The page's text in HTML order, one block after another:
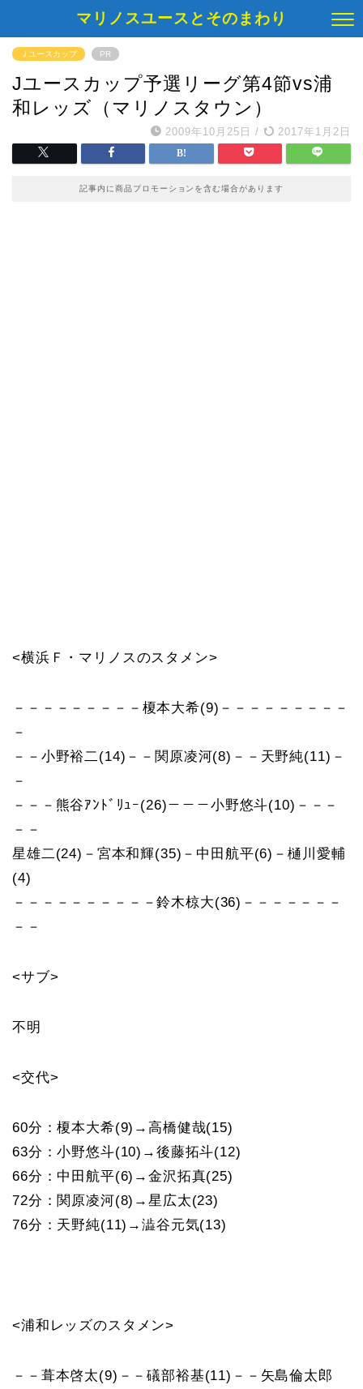
マリノスユースとそのまわり
Ｊユースカップ PR
Jユースカップ予選リーグ第4節vs浦
和レッズ（マリノスタウン）
2009年10月25日 / 2017年1月2日
記事内に商品プロモーションを含む場合があります
<横浜Ｆ・マリノスのスタメン>
－－－－－－－－－榎本大希(9)－－－－－－－－－
－
－－小野裕二(14)－－関原凌河(8)－－天野純(11)－
－
－－－熊谷ｱﾝﾄﾞﾘｭｰ(26)－－－小野悠斗(10)－－－
－－
星雄二(24)－宮本和輝(35)－中田航平(6)－樋川愛輔
(4)
－－－－－－－－－－鈴木椋大(36)－－－－－－－
－－
<サブ>
不明
<交代>
60分：榎本大希(9)→高橋健哉(15)
63分：小野悠斗(10)→後藤拓斗(12)
66分：中田航平(6)→金沢拓真(25)
72分：関原凌河(8)→星広太(23)
76分：天野純(11)→澁谷元気(13)
<浦和レッズのスタメン>
－－葺本啓太(9)－－礒部裕基(11)－－矢島倫太郎